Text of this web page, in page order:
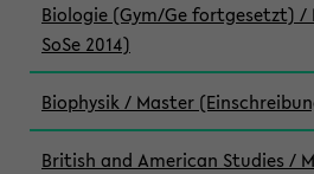
Biologie (Gym/Ge fortgesetzt) /
SoSe 2014)
Biophysik / Master
British and American Studies /